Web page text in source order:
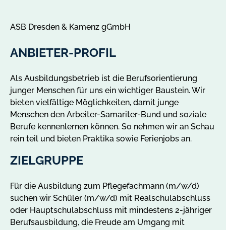
ASB Dresden & Kamenz gGmbH
ANBIETER-PROFIL
Als Ausbildungsbetrieb ist die Berufsorientierung
junger Menschen für uns ein wichtiger Baustein. Wir
bieten vielfältige Möglichkeiten, damit junge
Menschen den Arbeiter-Samariter-Bund und soziale
Berufe kennenlernen können. So nehmen wir an Schau
rein teil und bieten Praktika sowie Ferienjobs an.
ZIELGRUPPE
Für die Ausbildung zum Pflegefachmann (m/w/d)
suchen wir Schüler (m/w/d) mit Realschulabschluss
oder Hauptschulabschluss mit mindestens 2-jähriger
Berufsausbildung, die Freude am Umgang mit